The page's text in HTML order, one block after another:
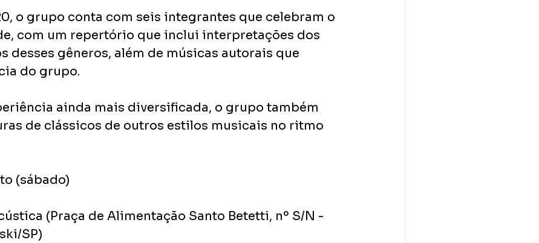
o grupo conta com seis integrantes que celebram o
com um repertório que inclui interpretações dos
desses gêneros, além de músicas autorais que
do grupo.
ainda mais diversificada, o grupo também
de clássicos de outros estilos musicais no ritmo
(sábado)
(Praça de Alimentação Santo Betetti, nº S/N -
SP)